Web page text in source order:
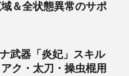
＆全状態異常のサポ
ナ武器「炎妃」スキル
ク・太刀・操虫棍用